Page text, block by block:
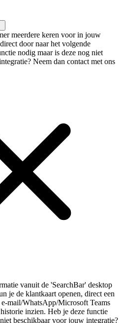
meerdere keren voor in jouw
door naar het volgende
nodig maar is deze nog niet
Neem dan contact met ons
vanuit de 'SearchBar' desktop
je de klantkaart openen, direct een
e-mail/WhatsApp/Microsoft Teams
inzien. Heb je deze functie
beschikbaar voor jouw integratie?